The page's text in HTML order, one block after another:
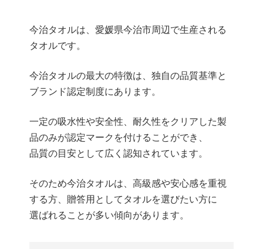
今治タオルは、愛媛県今治市周辺で生産される
タオルです。
今治タオルの最大の特徴は、独自の品質基準と
ブランド認定制度にあります。
一定の吸水性や安全性、耐久性をクリアした製
品のみが認定マークを付けることができ、
品質の目安として広く認知されています。
そのため今治タオルは、高級感や安心感を重視
する方、贈答用としてタオルを選びたい方に
選ばれることが多い傾向があります。